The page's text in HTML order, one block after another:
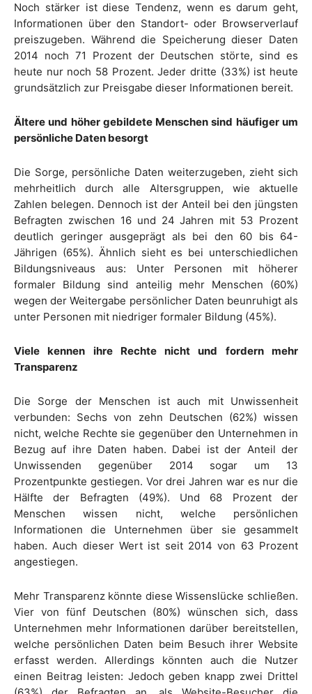
Noch stärker ist diese Tendenz, wenn es darum geht,
Informationen über den Standort- oder Browserverlauf
preiszugeben. Während die Speicherung dieser Daten
2014 noch 71 Prozent der Deutschen störte, sind es
heute nur noch 58 Prozent. Jeder dritte (33%) ist heute
grundsätzlich zur Preisgabe dieser Informationen bereit.
Ältere und höher gebildete Menschen sind häufiger um
persönliche Daten besorgt
Die Sorge, persönliche Daten weiterzugeben, zieht sich
mehrheitlich durch alle Altersgruppen, wie aktuelle
Zahlen belegen. Dennoch ist der Anteil bei den jüngsten
Befragten zwischen 16 und 24 Jahren mit 53 Prozent
deutlich geringer ausgeprägt als bei den 60 bis 64-
Jährigen (65%). Ähnlich sieht es bei unterschiedlichen
Bildungsniveaus aus: Unter Personen mit höherer
formaler Bildung sind anteilig mehr Menschen (60%)
wegen der Weitergabe persönlicher Daten beunruhigt als
unter Personen mit niedriger formaler Bildung (45%).
Viele kennen ihre Rechte nicht und fordern mehr
Transparenz
Die Sorge der Menschen ist auch mit Unwissenheit
verbunden: Sechs von zehn Deutschen (62%) wissen
nicht, welche Rechte sie gegenüber den Unternehmen in
Bezug auf ihre Daten haben. Dabei ist der Anteil der
Unwissenden gegenüber 2014 sogar um 13
Prozentpunkte gestiegen. Vor drei Jahren war es nur die
Hälfte der Befragten (49%). Und 68 Prozent der
Menschen wissen nicht, welche persönlichen
Informationen die Unternehmen über sie gesammelt
haben. Auch dieser Wert ist seit 2014 von 63 Prozent
angestiegen.
Mehr Transparenz könnte diese Wissenslücke schließen.
Vier von fünf Deutschen (80%) wünschen sich, dass
Unternehmen mehr Informationen darüber bereitstellen,
welche persönlichen Daten beim Besuch ihrer Website
erfasst werden. Allerdings könnten auch die Nutzer
einen Beitrag leisten: Jedoch geben knapp zwei Drittel